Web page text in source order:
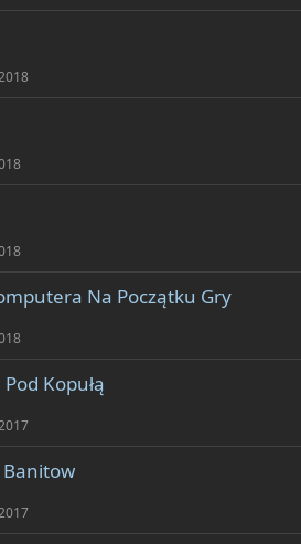
Na Początku Gry
Kopułą